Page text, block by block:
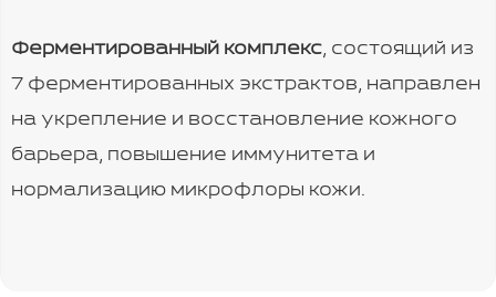
Ферментированный комплекс, состоящий из
7 ферментированных экстрактов, направлен
на укрепление и восстановление кожного
барьера, повышение иммунитета и
нормализацию микрофлоры кожи.